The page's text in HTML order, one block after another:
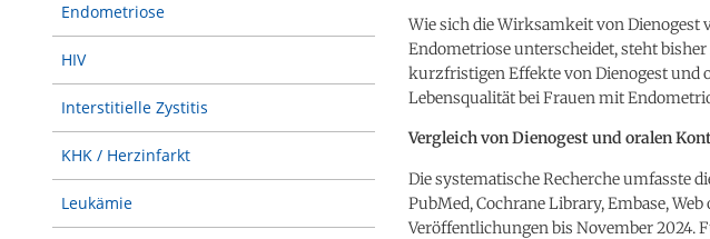
Endometriose
HIV
Interstitielle Zystitis
KHK / Herzinfarkt
Leukämie
Wie sich die Wirksamkeit von Dienogest
Endometriose unterscheidet, steht
kurzfristigen Effekte von Dienogest und
Lebensqualität bei Frauen mit
Vergleich von Dienogest und oralen
Die systematische Recherche umfasste
PubMed, Cochrane Library, Embase,
Veröffentlichungen bis November 2024.